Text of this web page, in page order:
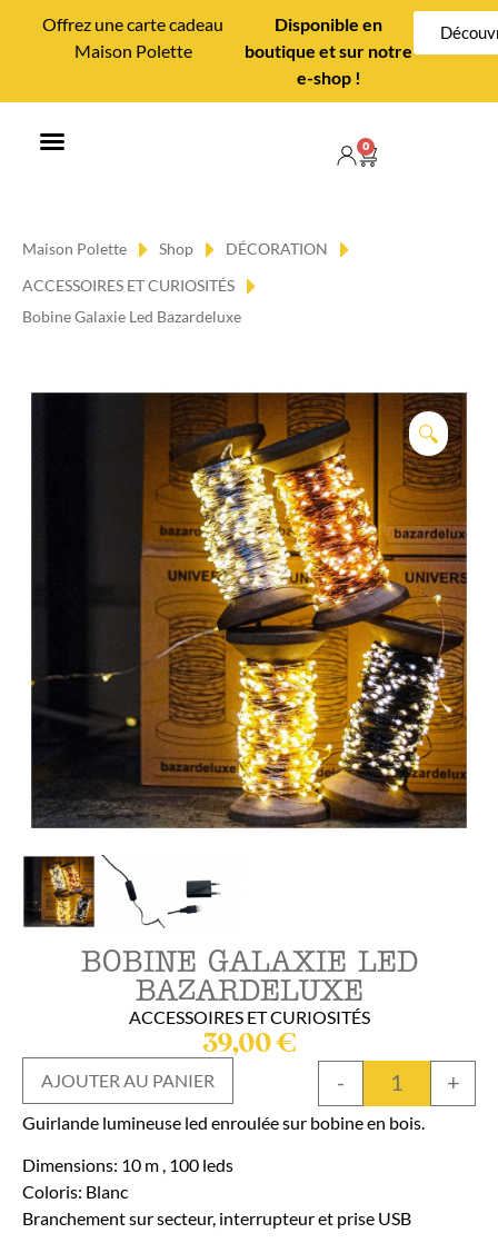
Offrez une carte cadeau
Maison Polette
Disponible en
boutique et sur notre
e-shop !
0
Maison Polette Shop
DÉCORATION
ACCESSOIRES ET CURIOSITÉS
Bobine Galaxie Led Bazardeluxe
🔍
BOBINE GALAXIE LED
BAZARDELUXE
ACCESSOIRES ET CURIOSITÉS
39,00€
- +
AJOUTER AU PANIER
Guirlande lumineuse led enroulée sur bobine en bois.
Dimensions: 10 m , 100 leds
Coloris: Blanc
Branchement sur secteur, interrupteur et prise USB